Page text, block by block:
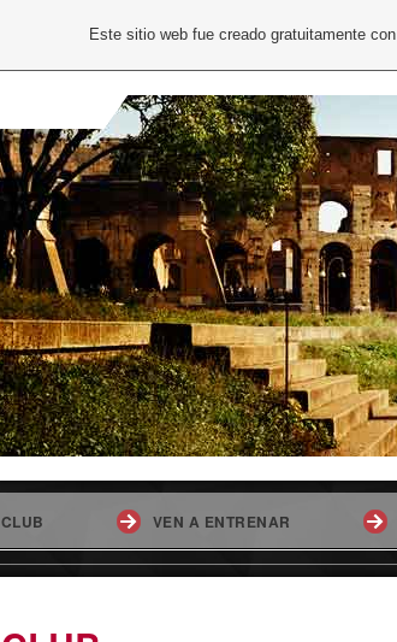
CLUB VEN A ENTRENAR
Este sitio web fue creado gratuitamente con